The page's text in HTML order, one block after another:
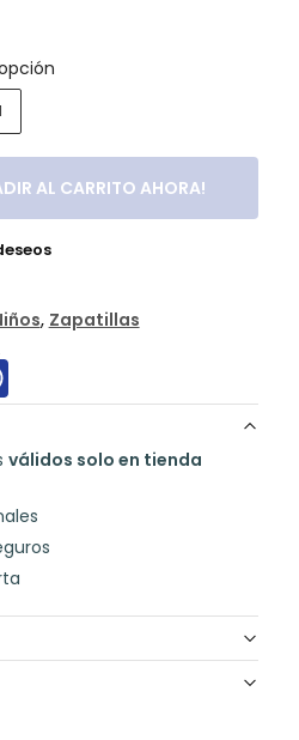
AL CARRITO AHORA!
, Zapatillas
W
h
a
A
p
p
válidos solo en tienda